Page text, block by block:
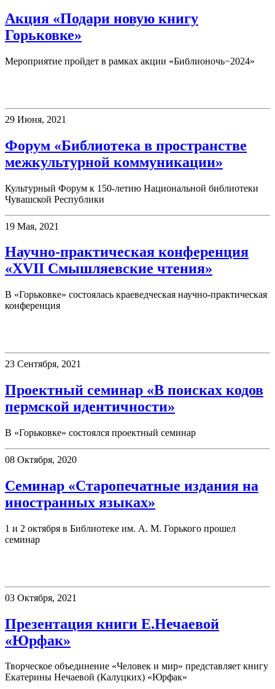
Акция «Подари новую книгу
Горьковке»
Мероприятие пройдет в рамках акции «Библионочь−2024»
29 Июня, 2021
Форум «Библиотека в пространстве
межкультурной коммуникации»
Культурный Форум к 150-летию Национальной библиотеки
Чувашской Республики
19 Мая, 2021
Научно-практическая конференция
«XVII Смышляевские чтения»
В «Горьковке» состоялась краеведческая научно-практическая
конференция
23 Сентября, 2021
Проектный семинар «В поисках кодов
пермской идентичности»
В «Горьковке» состоялся проектный семинар
08 Октября, 2020
Семинар «Старопечатные издания на
иностранных языках»
1 и 2 октября в Библиотеке им. А. М. Горького прошел
семинар
03 Октября, 2021
Презентация книги Е.Нечаевой
«Юрфак»
Творческое объединение «Человек и мир» представляет книгу
Екатерины Нечаевой (Калуцких) «Юрфак»